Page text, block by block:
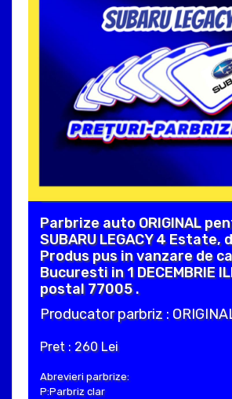
Parbrize auto ORIGINAL
SUBARU LEGACY 4 Estate,
Produs pus in vanzare de
Bucuresti in 1 DECEMBRIE
postal 77005 .
Producator parbriz :
Pret : 260 Lei
Abrevieri parbrize:
P:Parbriz clar